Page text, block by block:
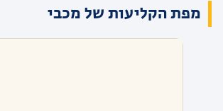
מפת הקליעות של מכבי